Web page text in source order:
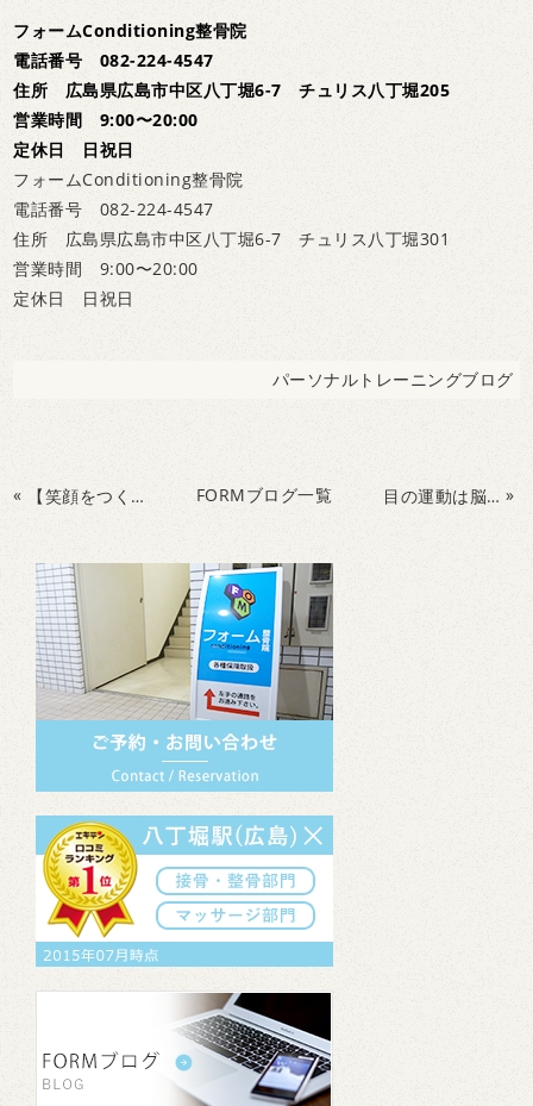
フォームConditioning整骨院
電話番号 082-224-4547
住所 広島県広島市中区八丁堀6-7 チュリス八丁堀205
営業時間 9:00〜20:00
定休日 日祝日
フォームConditioning整骨院
電話番号 082-224-4547
住所 広島県広島市中区八丁堀6-7 チュリス八丁堀301
営業時間 9:00〜20:00
定休日 日祝日
パーソナルトレーニングブログ
« 【笑顔をつくる脳の運動教室】脳機能テストを開催しました！ FORMブログ一覧 目の運動は脳の能力を高めるのにかかせない運動 »